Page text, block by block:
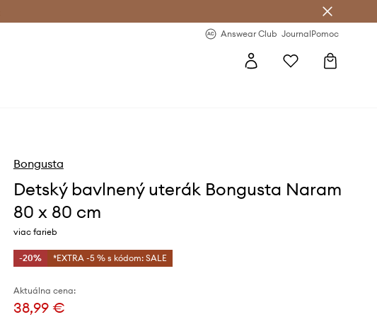
Answear Club JournalPomoc
Bongusta
Detský bavlnený uterák Bongusta Naram
80 x 80 cm
viac farieb
-20% *EXTRA -5 % s kódom: SALE
Aktuálna cena:
38,99 €